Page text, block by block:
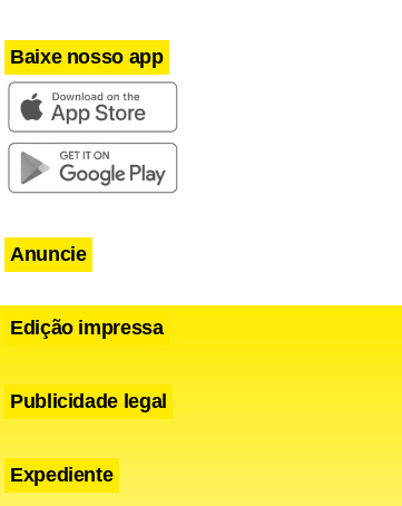
Baixe nosso app
Anuncie
Edição impressa
Publicidade legal
Expediente